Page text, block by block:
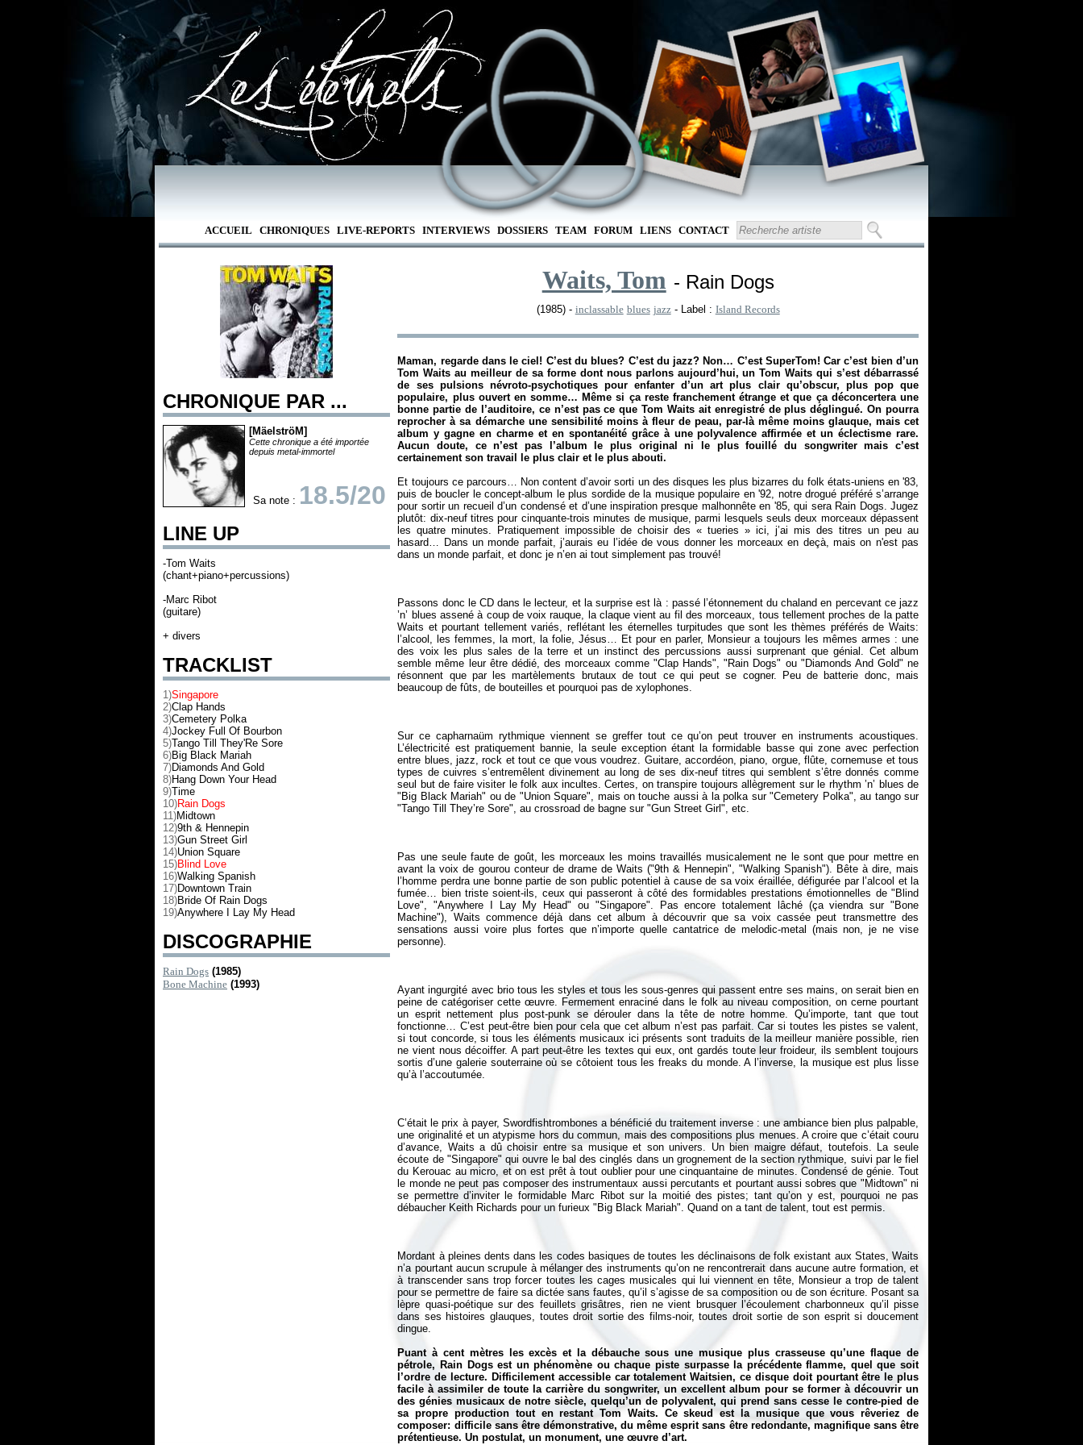
ACCUEIL CHRONIQUES LIVE-REPORTS INTERVIEWS DOSSIERS TEAM FORUM LIENS CONTACT
CHRONIQUE PAR ...
[MäelströM]
Cette chronique a été importée
depuis metal-immortel
Sa note : 18.5/20
LINE UP
-Tom Waits
(chant+piano+percussions)
-Marc Ribot
(guitare)
+ divers
TRACKLIST
1)Singapore
2)Clap Hands
3)Cemetery Polka
4)Jockey Full Of Bourbon
5)Tango Till They'Re Sore
6)Big Black Mariah
7)Diamonds And Gold
8)Hang Down Your Head
9)Time
10)Rain Dogs
11)Midtown
12)9th & Hennepin
13)Gun Street Girl
14)Union Square
15)Blind Love
16)Walking Spanish
17)Downtown Train
18)Bride Of Rain Dogs
19)Anywhere I Lay My Head
DISCOGRAPHIE
Rain Dogs (1985)
Bone Machine (1993)
Waits, Tom - Rain Dogs
(1985) - inclassable blues jazz - Label : Island Records
Maman, regarde dans le ciel! C’est du blues? C’est du jazz? Non… C’est SuperTom! Car c’est bien d’un
Tom Waits au meilleur de sa forme dont nous parlons aujourd’hui, un Tom Waits qui s’est débarrassé
de ses pulsions névroto-psychotiques pour enfanter d’un art plus clair qu’obscur, plus pop que
populaire, plus ouvert en somme… Même si ça reste franchement étrange et que ça déconcertera une
bonne partie de l’auditoire, ce n’est pas ce que Tom Waits ait enregistré de plus déglingué. On pourra
reprocher à sa démarche une sensibilité moins à fleur de peau, par-là même moins glauque, mais cet
album y gagne en charme et en spontanéité grâce à une polyvalence affirmée et un éclectisme rare.
Aucun doute, ce n’est pas l’album le plus original ni le plus fouillé du songwriter mais c’est
certainement son travail le plus clair et le plus abouti.
Et toujours ce parcours… Non content d’avoir sorti un des disques les plus bizarres du folk états-uniens en '83,
puis de boucler le concept-album le plus sordide de la musique populaire en '92, notre drogué préféré s’arrange
pour sortir un recueil d’un condensé et d’une inspiration presque malhonnête en '85, qui sera Rain Dogs. Jugez
plutôt: dix-neuf titres pour cinquante-trois minutes de musique, parmi lesquels seuls deux morceaux dépassent
les quatre minutes. Pratiquement impossible de choisir des « tueries » ici, j’ai mis des titres un peu au
hasard… Dans un monde parfait, j’aurais eu l’idée de vous donner les morceaux en deçà, mais on n'est pas
Passons donc le CD dans le lecteur, et la surprise est là : passé l’étonnement du chaland en percevant ce jazz
’n’ blues assené à coup de voix rauque, la claque vient au fil des morceaux, tous tellement proches de la patte
Waits et pourtant tellement variés, reflétant les éternelles turpitudes que sont les thèmes préférés de Waits:
l’alcool, les femmes, la mort, la folie, Jésus… Et pour en parler, Monsieur a toujours les mêmes armes : une
des voix les plus sales de la terre et un instinct des percussions aussi surprenant que génial. Cet album
semble même leur être dédié, des morceaux comme "Clap Hands", "Rain Dogs" ou "Diamonds And Gold" ne
résonnent que par les martèlements brutaux de tout ce qui peut se cogner. Peu de batterie donc, mais
Sur ce capharnaüm rythmique viennent se greffer tout ce qu’on peut trouver en instruments acoustiques.
L’électricité est pratiquement bannie, la seule exception étant la formidable basse qui zone avec perfection
entre blues, jazz, rock et tout ce que vous voudrez. Guitare, accordéon, piano, orgue, flûte, cornemuse et tous
types de cuivres s’entremêlent divinement au long de ses dix-neuf titres qui semblent s’être donnés comme
seul but de faire visiter le folk aux incultes. Certes, on transpire toujours allègrement sur le rhythm ’n’ blues de
"Big Black Mariah" ou de "Union Square", mais on touche aussi à la polka sur "Cemetery Polka", au tango sur
Pas une seule faute de goût, les morceaux les moins travaillés musicalement ne le sont que pour mettre en
avant la voix de gourou conteur de drame de Waits ("9th & Hennepin", "Walking Spanish"). Bête à dire, mais
l’homme perdra une bonne partie de son public potentiel à cause de sa voix éraillée, défigurée par l’alcool et la
fumée… bien triste soient-ils, ceux qui passeront à côté des formidables prestations émotionnelles de "Blind
Love", "Anywhere I Lay My Head" ou "Singapore". Pas encore totalement lâché (ça viendra sur "Bone
Machine"), Waits commence déjà dans cet album à découvrir que sa voix cassée peut transmettre des
sensations aussi voire plus fortes que n’importe quelle cantatrice de melodic-metal (mais non, je ne vise
Ayant ingurgité avec brio tous les styles et tous les sous-genres qui passent entre ses mains, on serait bien en
peine de catégoriser cette œuvre. Fermement enraciné dans le folk au niveau composition, on cerne pourtant
un esprit nettement plus post-punk se dérouler dans la tête de notre homme. Qu’importe, tant que tout
fonctionne… C’est peut-être bien pour cela que cet album n’est pas parfait. Car si toutes les pistes se valent,
si tout concorde, si tous les éléments musicaux ici présents sont traduits de la meilleur manière possible, rien
ne vient nous décoiffer. A part peut-être les textes qui eux, ont gardés toute leur froideur, ils semblent toujours
sortis d’une galerie souterraine où se côtoient tous les freaks du monde. A l’inverse, la musique est plus lisse
C’était le prix à payer, Swordfishtrombones a bénéficié du traitement inverse : une ambiance bien plus palpable,
une originalité et un atypisme hors du commun, mais des compositions plus menues. A croire que c’était couru
d’avance, Waits a dû choisir entre sa musique et son univers. Un bien maigre défaut, toutefois. La seule
écoute de "Singapore" qui ouvre le bal des cinglés dans un grognement de la section rythmique, suivi par le fiel
du Kerouac au micro, et on est prêt à tout oublier pour une cinquantaine de minutes. Condensé de génie. Tout
le monde ne peut pas composer des instrumentaux aussi percutants et pourtant aussi sobres que "Midtown" ni
se permettre d’inviter le formidable Marc Ribot sur la moitié des pistes; tant qu’on y est, pourquoi ne pas
Mordant à pleines dents dans les codes basiques de toutes les déclinaisons de folk existant aux States, Waits
n’a pourtant aucun scrupule à mélanger des instruments qu’on ne rencontrerait dans aucune autre formation, et
à transcender sans trop forcer toutes les cages musicales qui lui viennent en tête, Monsieur a trop de talent
pour se permettre de faire sa dictée sans fautes, qu’il s’agisse de sa composition ou de son écriture. Posant sa
lèpre quasi-poétique sur des feuillets grisâtres, rien ne vient brusquer l’écoulement charbonneux qu’il pisse
dans ses histoires glauques, toutes droit sortie des films-noir, toutes droit sortie de son esprit si doucement
dingue.
Puant à cent mètres les excès et la débauche sous une musique plus crasseuse qu’une flaque de
pétrole, Rain Dogsest un phénomène ou chaque piste surpasse la précédente flamme, quel que soit
l’ordre de lecture. Difficilement accessible car totalement Waitsien, ce disque doit pourtant être le plus
facile à assimiler de toute la carrière du songwriter, un excellent album pour se former à découvrir un
des génies musicaux de notre siècle, quelqu’un de polyvalent, qui prend sans cesse le contre-pied de
sa propre production tout en restant Tom Waits. Ce skeud est la musique que vous rêveriez de
composer: difficile sans être démonstrative, du même esprit sans être redondante, magnifique sans être
prétentieuse. Un postulat, un monument, une œuvre d’art.